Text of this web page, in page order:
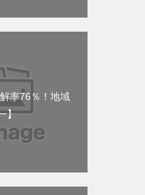
率76％！地域
】